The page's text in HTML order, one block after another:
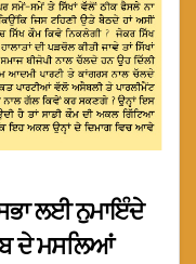
ਲਈ ਨੁਮਾਇੰਦੇ
ਦੇ ਮਸਲਿਆਂ